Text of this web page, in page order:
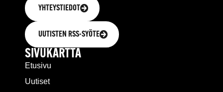
YHTEYSTIEDOT
UUTISTEN RSS-SYÖTE
SIVUKARTTA
Etusivu
Uutiset